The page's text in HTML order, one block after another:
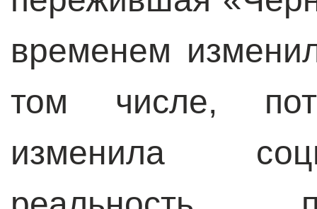
временем
том числе,
изменила